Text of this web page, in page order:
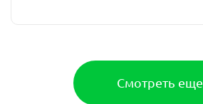
Смотреть еще